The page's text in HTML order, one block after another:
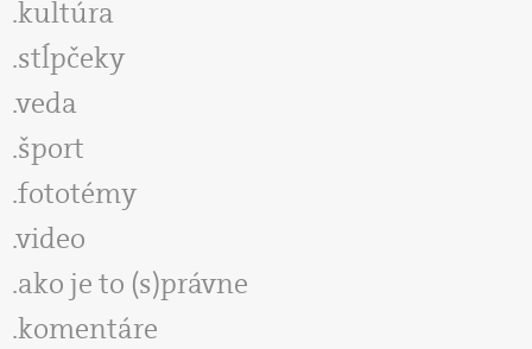
kultúra
stĺpčeky
veda
šport
fototémy
video
ako je to (s)právne
komentáre